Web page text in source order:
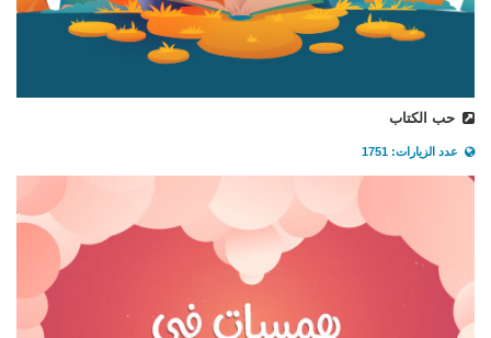
حب الكتاب
عدد الزيارات: 1751